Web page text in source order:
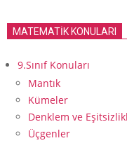
MATEMATİK KONULARI
9.Sınıf Konuları
Mantık
Kümeler
Denklem ve
Üçgenler